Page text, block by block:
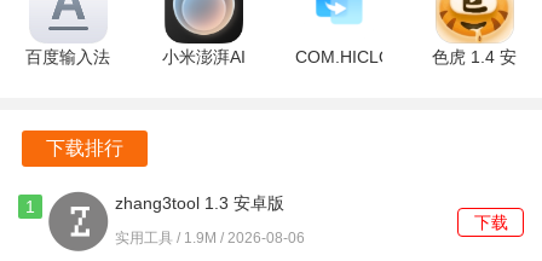
如何与其他用户组队创作？
我可以在哪里分享我的作品？
在创游世界的商店和社区中分享自己的作品，获取更多的反
馈和建议。
百度输入法
官方版
小米澎湃AI
色虎 1.4 安
下载排行
1 zhang3tool 1.3 安卓版
实用工具 / 1.9M / 2026-08-06
下载